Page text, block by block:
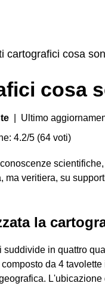
cartografici cosa
cosa
| Ultimo
4.2/5 (64 voti)
ma veritiera, su
la
suddivide in quattro
da 4